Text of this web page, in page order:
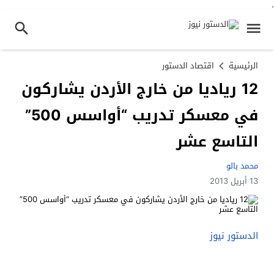
.
الرئيسية اقتصاد الدستور
12 رياديا من خارج الأردن يشاركون
في معسكر تدريب “أواسس 500”
التاسع عشر
محمد بالو
13 أبريل 2013
الدستور نيوز